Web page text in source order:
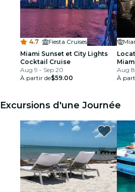
4.7 ·
Fiesta Cruises
Miami Sunset et City Lights
Cocktail Cruise
Aug 9 - Sep 20
À partir de$59.00
Aug 8
À
Excursions d'une Journée